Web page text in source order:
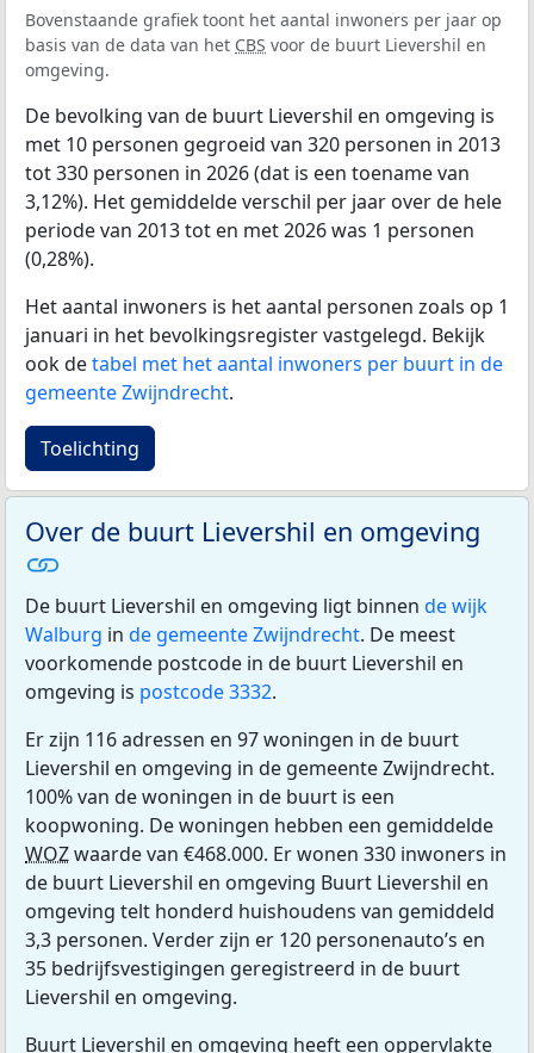
Bovenstaande grafiek toont het aantal inwoners per jaar op
basis van de data van het CBS voor de buurt Lievershil en
omgeving.
De bevolking van de buurt Lievershil en omgeving is
met 10 personen gegroeid van 320 personen in 2013
tot 330 personen in 2026 (dat is een toename van
3,12%). Het gemiddelde verschil per jaar over de hele
periode van 2013 tot en met 2026 was 1 personen
(0,28%).
Het aantal inwoners is het aantal personen zoals op 1
januari in het bevolkingsregister vastgelegd. Bekijk
ook detabel met het aantal inwoners per buurt in de
gemeente Zwijndrecht.
Toelichting
Over de buurt Lievershil en omgeving
De buurt Lievershil en omgeving ligt binnen de wijk
Walburg in de gemeente Zwijndrecht. De meest
voorkomende postcode in de buurt Lievershil en
omgeving is postcode 3332.
Er zijn 116 adressen en 97 woningen in de buurt
Lievershil en omgeving in de gemeente Zwijndrecht.
100% van de woningen in de buurt is een
koopwoning. De woningen hebben een gemiddelde
WOZwaarde van €468.000. Er wonen 330 inwoners in
de buurt Lievershil en omgeving Buurt Lievershil en
omgeving telt honderd huishoudens van gemiddeld
3,3 personen. Verder zijn er 120 personenauto’s en
35 bedrijfsvestigingen geregistreerd in de buurt
Lievershil en omgeving.
Buurt Lievershil en omgeving heeft een oppervlakte